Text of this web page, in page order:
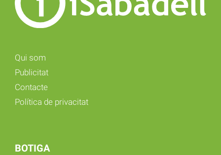
Qui som
Publicitat
Contacte
Política de privacitat
BOTIGA